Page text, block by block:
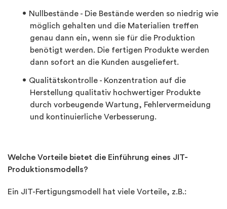
Nullbestände - Die Bestände werden so niedrig wie
möglich gehalten und die Materialien treffen
genau dann ein, wenn sie für die Produktion
benötigt werden. Die fertigen Produkte werden
dann sofort an die Kunden ausgeliefert.
Qualitätskontrolle - Konzentration auf die
Herstellung qualitativ hochwertiger Produkte
durch vorbeugende Wartung, Fehlervermeidung
und kontinuierliche Verbesserung.
Welche Vorteile bietet die Einführung eines JIT-
Produktionsmodells?
Ein JIT-Fertigungsmodell hat viele Vorteile, z.B.: